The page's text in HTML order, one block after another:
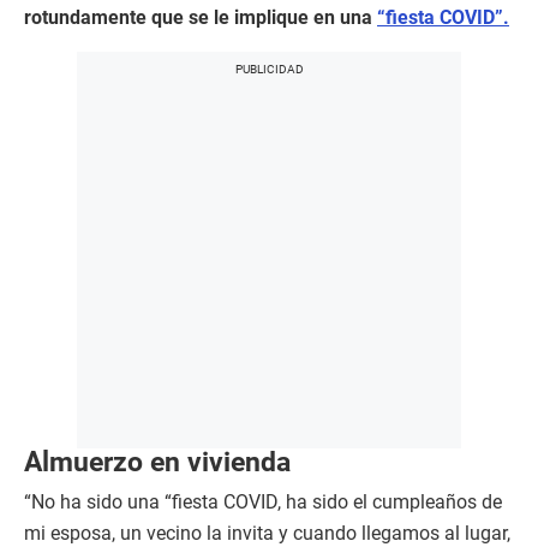
rotundamente que se le implique en una “fiesta COVID”.
Almuerzo en vivienda
“No ha sido una “fiesta COVID, ha sido el cumpleaños de
mi esposa, un vecino la invita y cuando llegamos al lugar,